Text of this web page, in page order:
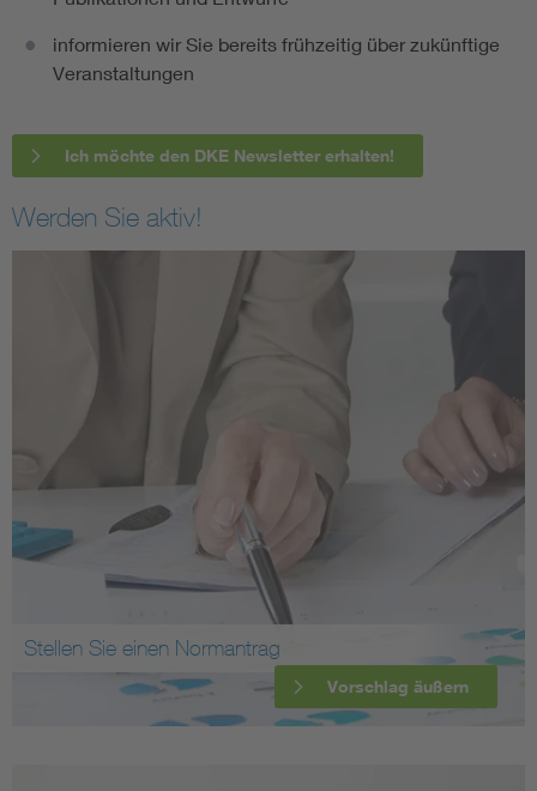
informieren wir Sie bereits frühzeitig über zukünftige
Veranstaltungen
Ich möchte den DKE Newsletter erhalten!
Werden Sie aktiv!
Stellen Sie einen Normantrag
Vorschlag äußern